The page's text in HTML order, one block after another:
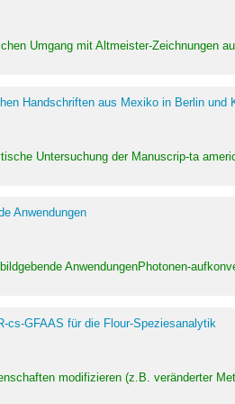
Umgang mit Altmeister-Zeichnungen
Handschriften aus Mexiko in Berlin und
Untersuchung der Manuscrip-ta
Anwendungen
AnwendungenPhotonen-
cs-GFAAS für die Flour-Speziesanalytik
modifizieren (z.B. veränderter